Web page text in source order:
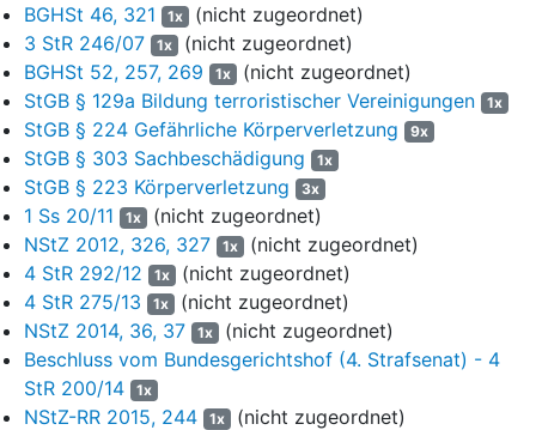
5
Nachdem die Angeklagten N. und Gr. vor dem am
Ausgang des Bahnhofs Eb. gelegenen Döner-Imbiss
gemeinschaftlich den Nebenkläger M. tätlich angegriffen hatten
(Fall 3), begaben sie sich in die etwa 400 Meter entfernte
gemeinsame Wohnung. Im Rahmen dieser vorangegangenen
Auseinandersetzung war N. s T-Shirt im Ausschnitt eingerissen;
bei Gr. hatte sich sturzbedingt eine am Vortag provisorisch
eingesetzte Zahnbrücke gelockert. Beide berichteten den in der
Wohnung sukzessive eintreffenden sechs weiteren Angeklagten
G. , B. , C. , S. , R. und E. wahrheitswidrig, sie seien von
"Immigranten" vor dem Döner-Imbiss zusammengeschlagen
worden. Nach einiger Zeit gaben N. und Gr. in der Absicht, sich
an "den Ausländern" zu rächen, welche die in der Wohnung
Anwesenden am Döner-Imbiss vermuteten, die Parole aus,
dass "man jetzt runter gehe". N. bewaffnete sich mit einem
circa einen Meter langen Baseballschläger, Gr. mit einer etwa
BGHSt 46, 321
1x (nicht zugeordnet)
3 StR 246/07
1x (nicht zugeordnet)
BGHSt 52, 257, 269
1x (nicht zugeordnet)
StGB § 129a Bildung terroristischer Vereinigungen
1x
StGB § 224 Gefährliche Körperverletzung 9x
StGB § 303 Sachbeschädigung 1x
StGB § 223 Körperverletzung 3x
1 Ss 20/11 1x (nicht zugeordnet)
NStZ 2012, 326, 327
1x (nicht zugeordnet)
4 StR 292/12
1x (nicht zugeordnet)
4 StR 275/13
1x (nicht zugeordnet)
NStZ 2014, 36, 37
1x (nicht zugeordnet)
Beschluss vom Bundesgerichtshof (4. Strafsenat) - 4
StR 200/14
1x
NStZ-RR 2015, 244 1x (nicht zugeordnet)